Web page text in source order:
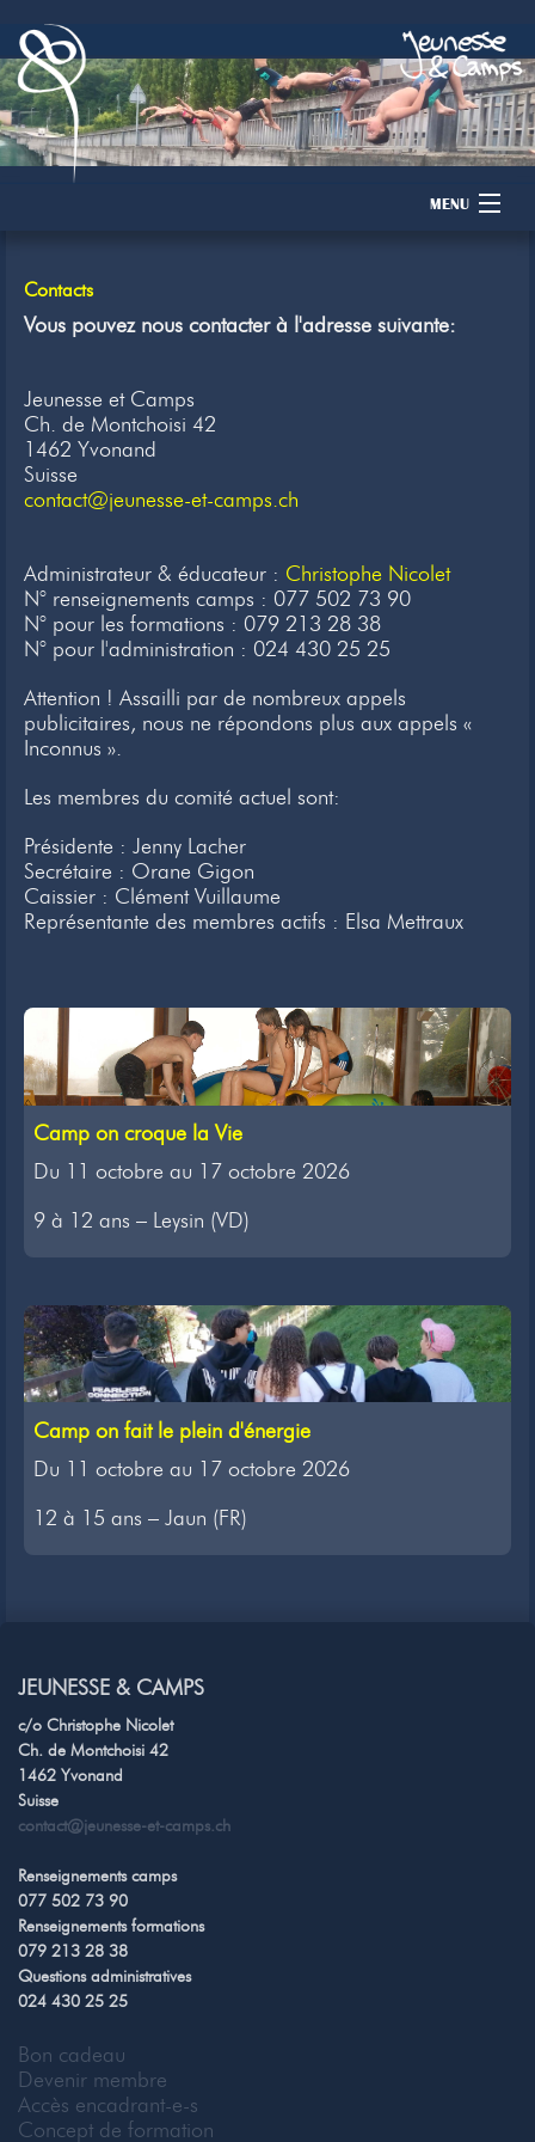
MENU
Camps
Inscription
Liens
Contacts
Vous pouvez nous contacter à l'adresse suivante:
Jeunesse et Camps
Ch. de Montchoisi 42
1462 Yvonand
Suisse
contact@jeunesse-et-camps.ch
Administrateur & éducateur : Christophe Nicolet
N° renseignements camps : 077 502 73 90
N° pour les formations : 079 213 28 38
N° pour l'administration : 024 430 25 25
Attention ! Assailli par de nombreux appels
publicitaires, nous ne répondons plus aux appels «
Inconnus ».
Les membres du comité actuel sont:
Présidente : Jenny Lacher
Secrétaire : Orane Gigon
Caissier : Clément Vuillaume
Représentante des membres actifs : Elsa Mettraux
Camp on croque la Vie
Du 11 octobre au 17 octobre 2026
9 à 12 ans – Leysin (VD)
Camp on fait le plein d'énergie
Du 11 octobre au 17 octobre 2026
12 à 15 ans – Jaun (FR)
JEUNESSE & CAMPS
c/o Christophe Nicolet
Ch. de Montchoisi 42
1462 Yvonand
Suisse
contact@jeunesse-et-camps.ch
Renseignements camps
077 502 73 90
Renseignements formations
079 213 28 38
Questions administratives
024 430 25 25
Bon cadeau
Devenir membre
Accès encadrant-e-s
Concept de formation